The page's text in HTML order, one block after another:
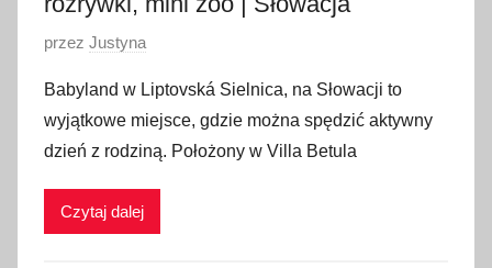
O
u
b
l
i
przez Justyna
Babyland w Liptovská Sielnica, na Słowacji to
wyjątkowe miejsce, gdzie można spędzić aktywny
dzień z rodziną. Położony w Villa Betula
Czytaj dalej